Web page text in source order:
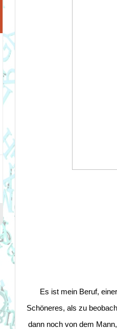
Es ist mein Beruf,
Schöneres, als zu
dann noch von dem